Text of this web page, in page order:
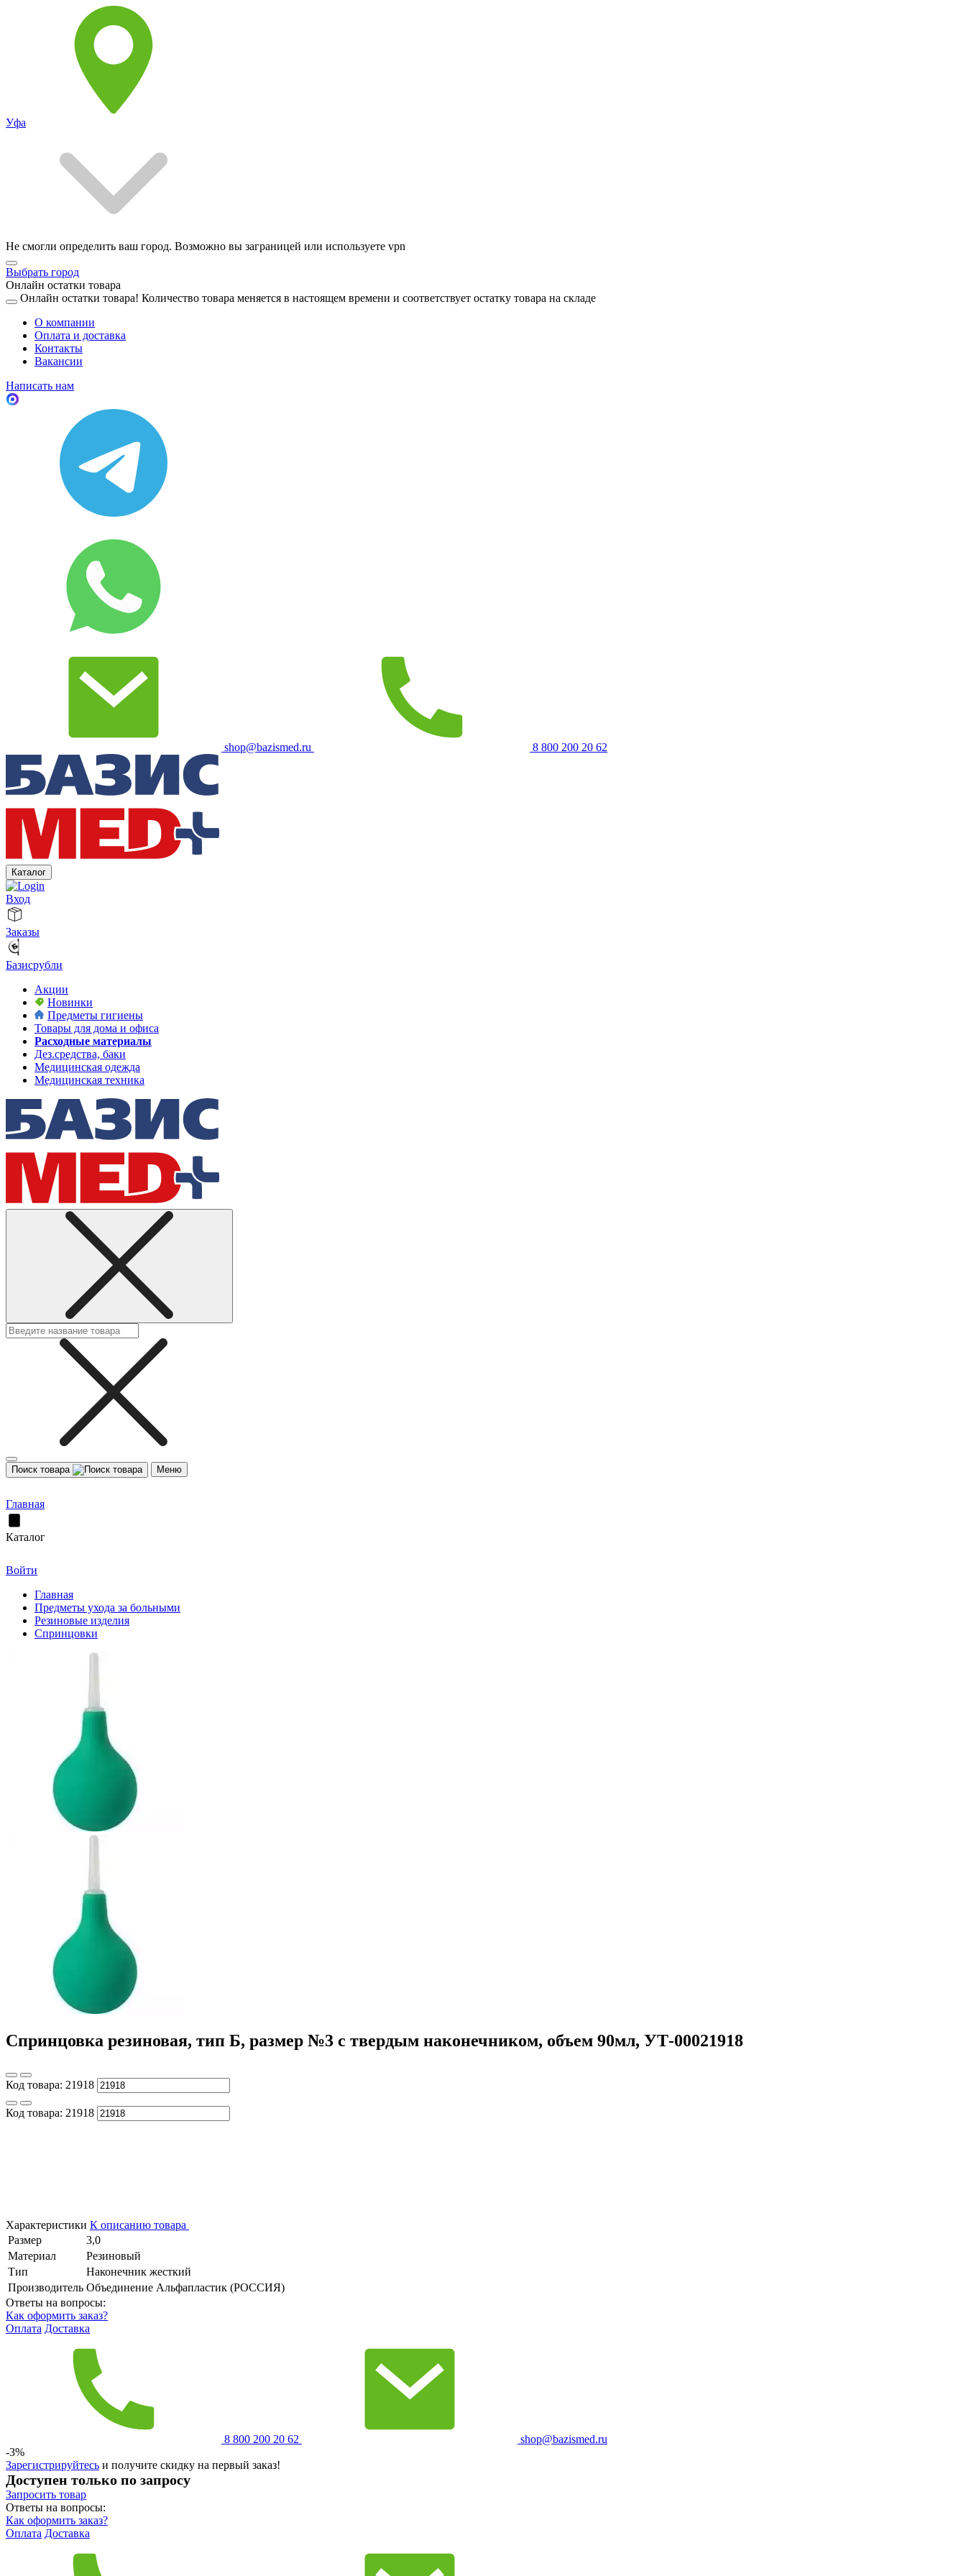
Уфа
Не смогли определить ваш город. Возможно вы заграницей или используете vpn
Выбрать город
Онлайн остатки товара
Онлайн остатки товара! Количество товара меняется в настоящем времени и соответствует остатку товара на складе
О компании
Оплата и доставка
Контакты
Вакансии
Написать нам
shop@bazismed.ru 8 800 200 20 62
Каталог
Вход
Заказы
Базисрубли
Акции
Новинки
Предметы гигиены
Товары для дома и офиса
Расходные материалы
Дез.средства, баки
Медицинская одежда
Медицинская техника
Поиск товара Меню
Главная
Каталог
Войти
Главная
Предметы ухода за больными
Резиновые изделия
Спринцовки
Спринцовка резиновая, тип Б, размер №3 с твердым наконечником, объем 90мл, УТ-00021918
Код товара: 21918
Код товара: 21918
Характеристики К описанию товара
Размер
3,0
Материал
Резиновый
Тип
Наконечник жесткий
Производитель Объединение Альфапластик (РОССИЯ)
Ответы на вопросы:
Как оформить заказ?
Оплата Доставка
8 800 200 20 62
shop@bazismed.ru
-3%
Зарегистрируйтесь и получите скидку на первый заказ!
Доступен только по запросу
Запросить товар
Ответы на вопросы:
Как оформить заказ?
Оплата Доставка